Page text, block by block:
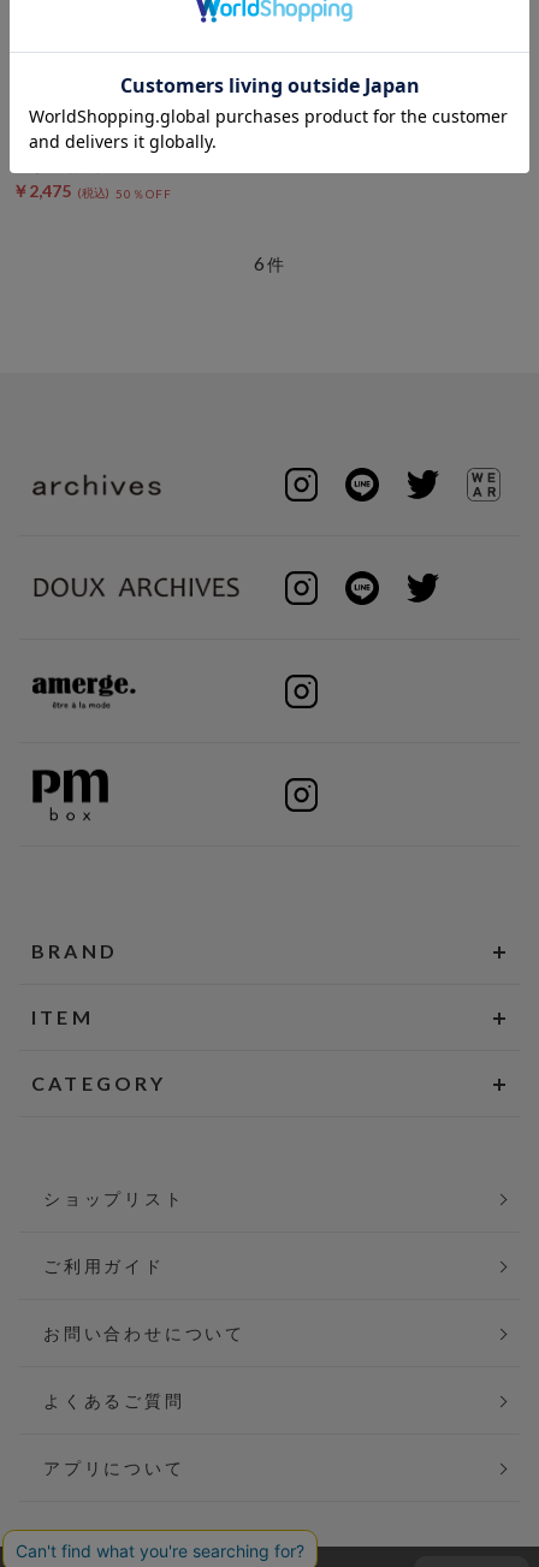
DOUX ARCHIVES
［コントロールフリーク］シャ
ギーキャップ
￥2,475 50％OFF
DOUX ARCHIVES
スエードライクキャップ
￥4,950
6件
BRAND
ITEM
CATEGORY
ショップリスト
ご利用ガイド
お問い合わせについて
よくあるご質問
アプリについて